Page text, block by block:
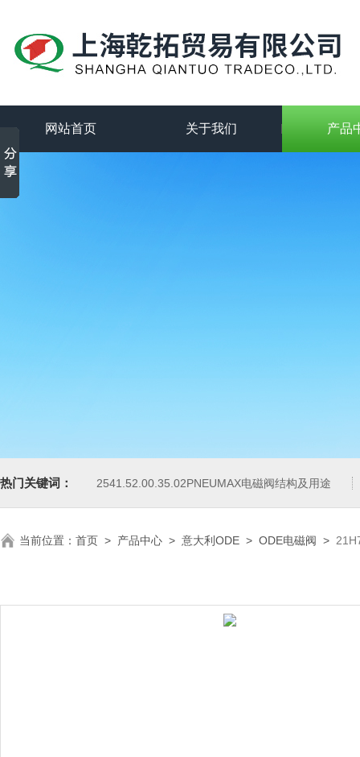
网站首页 关于我们 产品
热门关键词： 2541.52.00.35.02PNEUMAX电磁阀结构及用途
当前位置： 首页 > 产品中心 > 意大利ODE > ODE电磁阀 >